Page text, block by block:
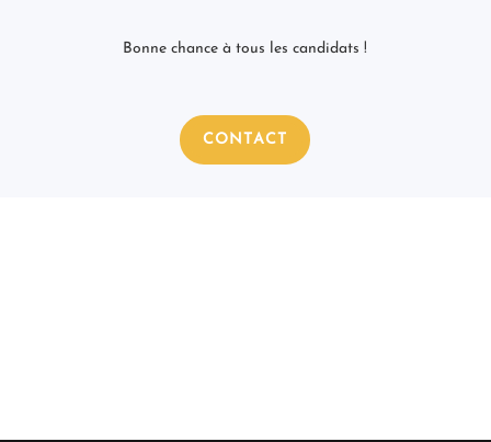
Bonne chance à tous les candidats !
CONTACT